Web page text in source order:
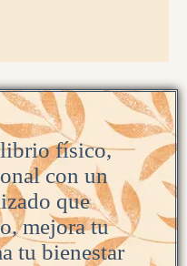
físico,
con un
que
mejora tu
tu bienestar